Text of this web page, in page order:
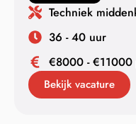
Techniek
36 - 40 uur
€8000 - €11000
Bekijk vacature